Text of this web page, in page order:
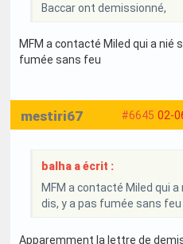
Baccar ont demissionné,
MFM a contacté Miled qui a nié
fumée sans feu
#6645 02-
mestiri67
balha a écrit :
MFM a contacté Miled qui
dis, y a pas fumée sans feu
Apparemment la lettre de